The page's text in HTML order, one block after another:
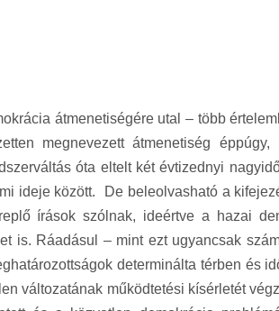
átmenetiségére utal – több
megnevezett átmenetiség
óta eltelt két évtizednyi
ideje között. De beleolvasható a
írások szólnak, ideértve a hazai
is. Ráadásul – mint ezt ugyancsak
determinálta térben és
változatának működtetési kísérletét